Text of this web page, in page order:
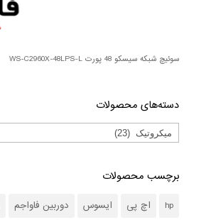
سوئیچ شبکه سیسکو 48 پورت WS-C2960X-48LPS-L
دسته‌های محصولات
برچسب محصولات
hp اچ پی ایسوس دوربین فاواجم